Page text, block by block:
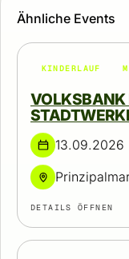
Ähnliche Events
KINDERLAUF
VOLKSBANK
13.09.2026
DETAILS ÖFFNEN